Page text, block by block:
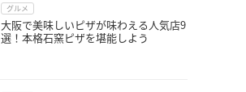
グルメ
大阪で美味しいピザが味わえる人気店9
選！本格石窯ピザを堪能しよう